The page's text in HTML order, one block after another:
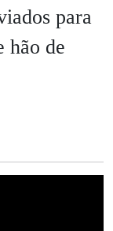
para
hão de